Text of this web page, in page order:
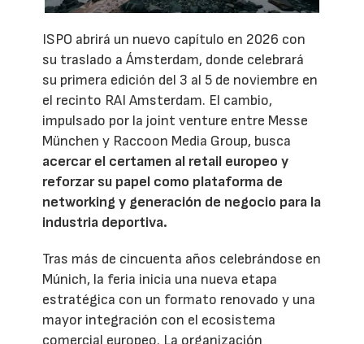
ISPO abrirá un nuevo capítulo en 2026 con
su traslado a Ámsterdam, donde celebrará
su primera edición del 3 al 5 de noviembre en
el recinto RAI Amsterdam. El cambio,
impulsado por la joint venture entre Messe
München y Raccoon Media Group, busca
acercar el certamen al retail europeo y
reforzar su papel como plataforma de
networking y generación de negocio para la
industria deportiva.
Tras más de cincuenta años celebrándose en
Múnich, la feria inicia una nueva etapa
estratégica con un formato renovado y una
mayor integración con el ecosistema
comercial europeo. La organización